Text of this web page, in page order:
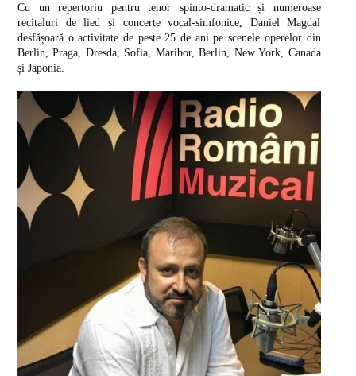
PROGRAME DE STUDIU
Studii de licență
Pictură
Grafică
Arte decorative
Modă-Design vestimentar
Arte plastice și multimedia
Design de obiect: modă și ambient
CERCETARE
Cu un repertoriu pentru tenor spinto-dramatic și numeroase
recitaluri de lied și concerte vocal-simfonice, Daniel Magdal
desfășoară o activitate de peste 25 de ani pe scenele operelor din
Berlin, Praga, Dresda, Sofia, Maribor, Berlin, New York, Canada
și Japonia.